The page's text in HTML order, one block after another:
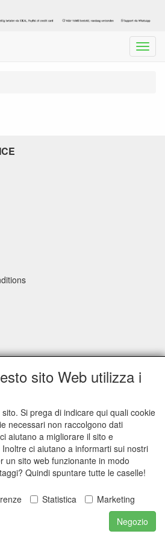
Menu
us?
price and speed with an average
2024)
6
sito Web utilizza i
Si prega di indicare qui quali cookie
necessari non raccolgono dati
aiutano a migliorare il sito e
ci aiutano a informarti sui nostri
un sito web funzionante in modo
Quindi spuntare tutte le caselle!
Statistica
Marketing
Negozio